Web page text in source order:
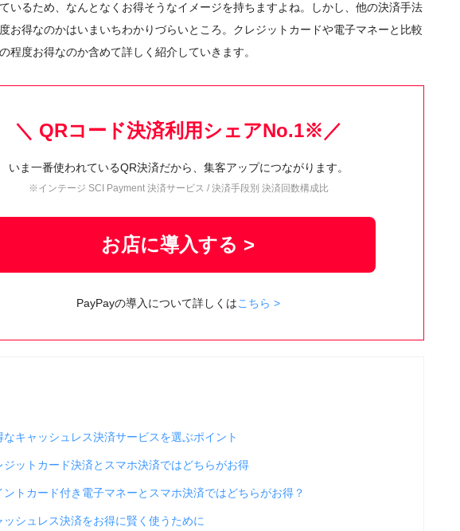
いるため、なんとなくお得そうなイメージを持ちますよね。しかし、他の決済手法
お得なのかはいまいちわかりづらいところ。クレジットカードや電子マネーと比較
程度お得なのか含めて詳しく紹介していきます。
＼ QRコード決済利用シェアNo.1※／
いま一番使われているQR決済だから、集客アップにつながります。
※インテージ SCI Payment 決済サービス / 決済手段別 決済回数構成比
お店に導入する >
PayPayの導入について詳しくはこちら >
なキャッシュレス決済サービスを選ぶポイント
ジットカード決済とスマホ決済ではどちらがお得
ントカード付き電子マネーとスマホ決済ではどちらがお得？
ッシュレス決済をお得に賢く使うために